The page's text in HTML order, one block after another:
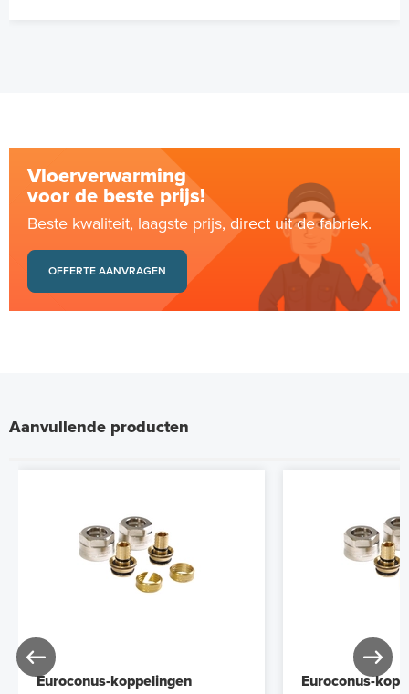
Vloerverwarming
voor de beste prijs!
Beste kwaliteit, laagste prijs, direct uit de fabriek.
OFFERTE AANVRAGEN
Aanvullende producten
Euroconus-koppelingen
Euroconus-